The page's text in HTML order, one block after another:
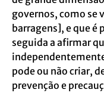
governos, como se
barragens], e que é
seguida a afirmar
pode ou não criar,
prevenção e